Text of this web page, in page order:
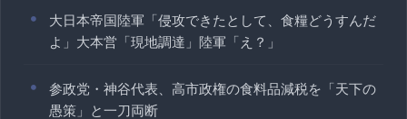
大日本帝国陸軍「侵攻できたとして、食糧どうすんだ
よ」大本営「現地調達」陸軍「え？」
参政党・神谷代表、高市政権の食料品減税を「天下の
愚策」と一刀両断